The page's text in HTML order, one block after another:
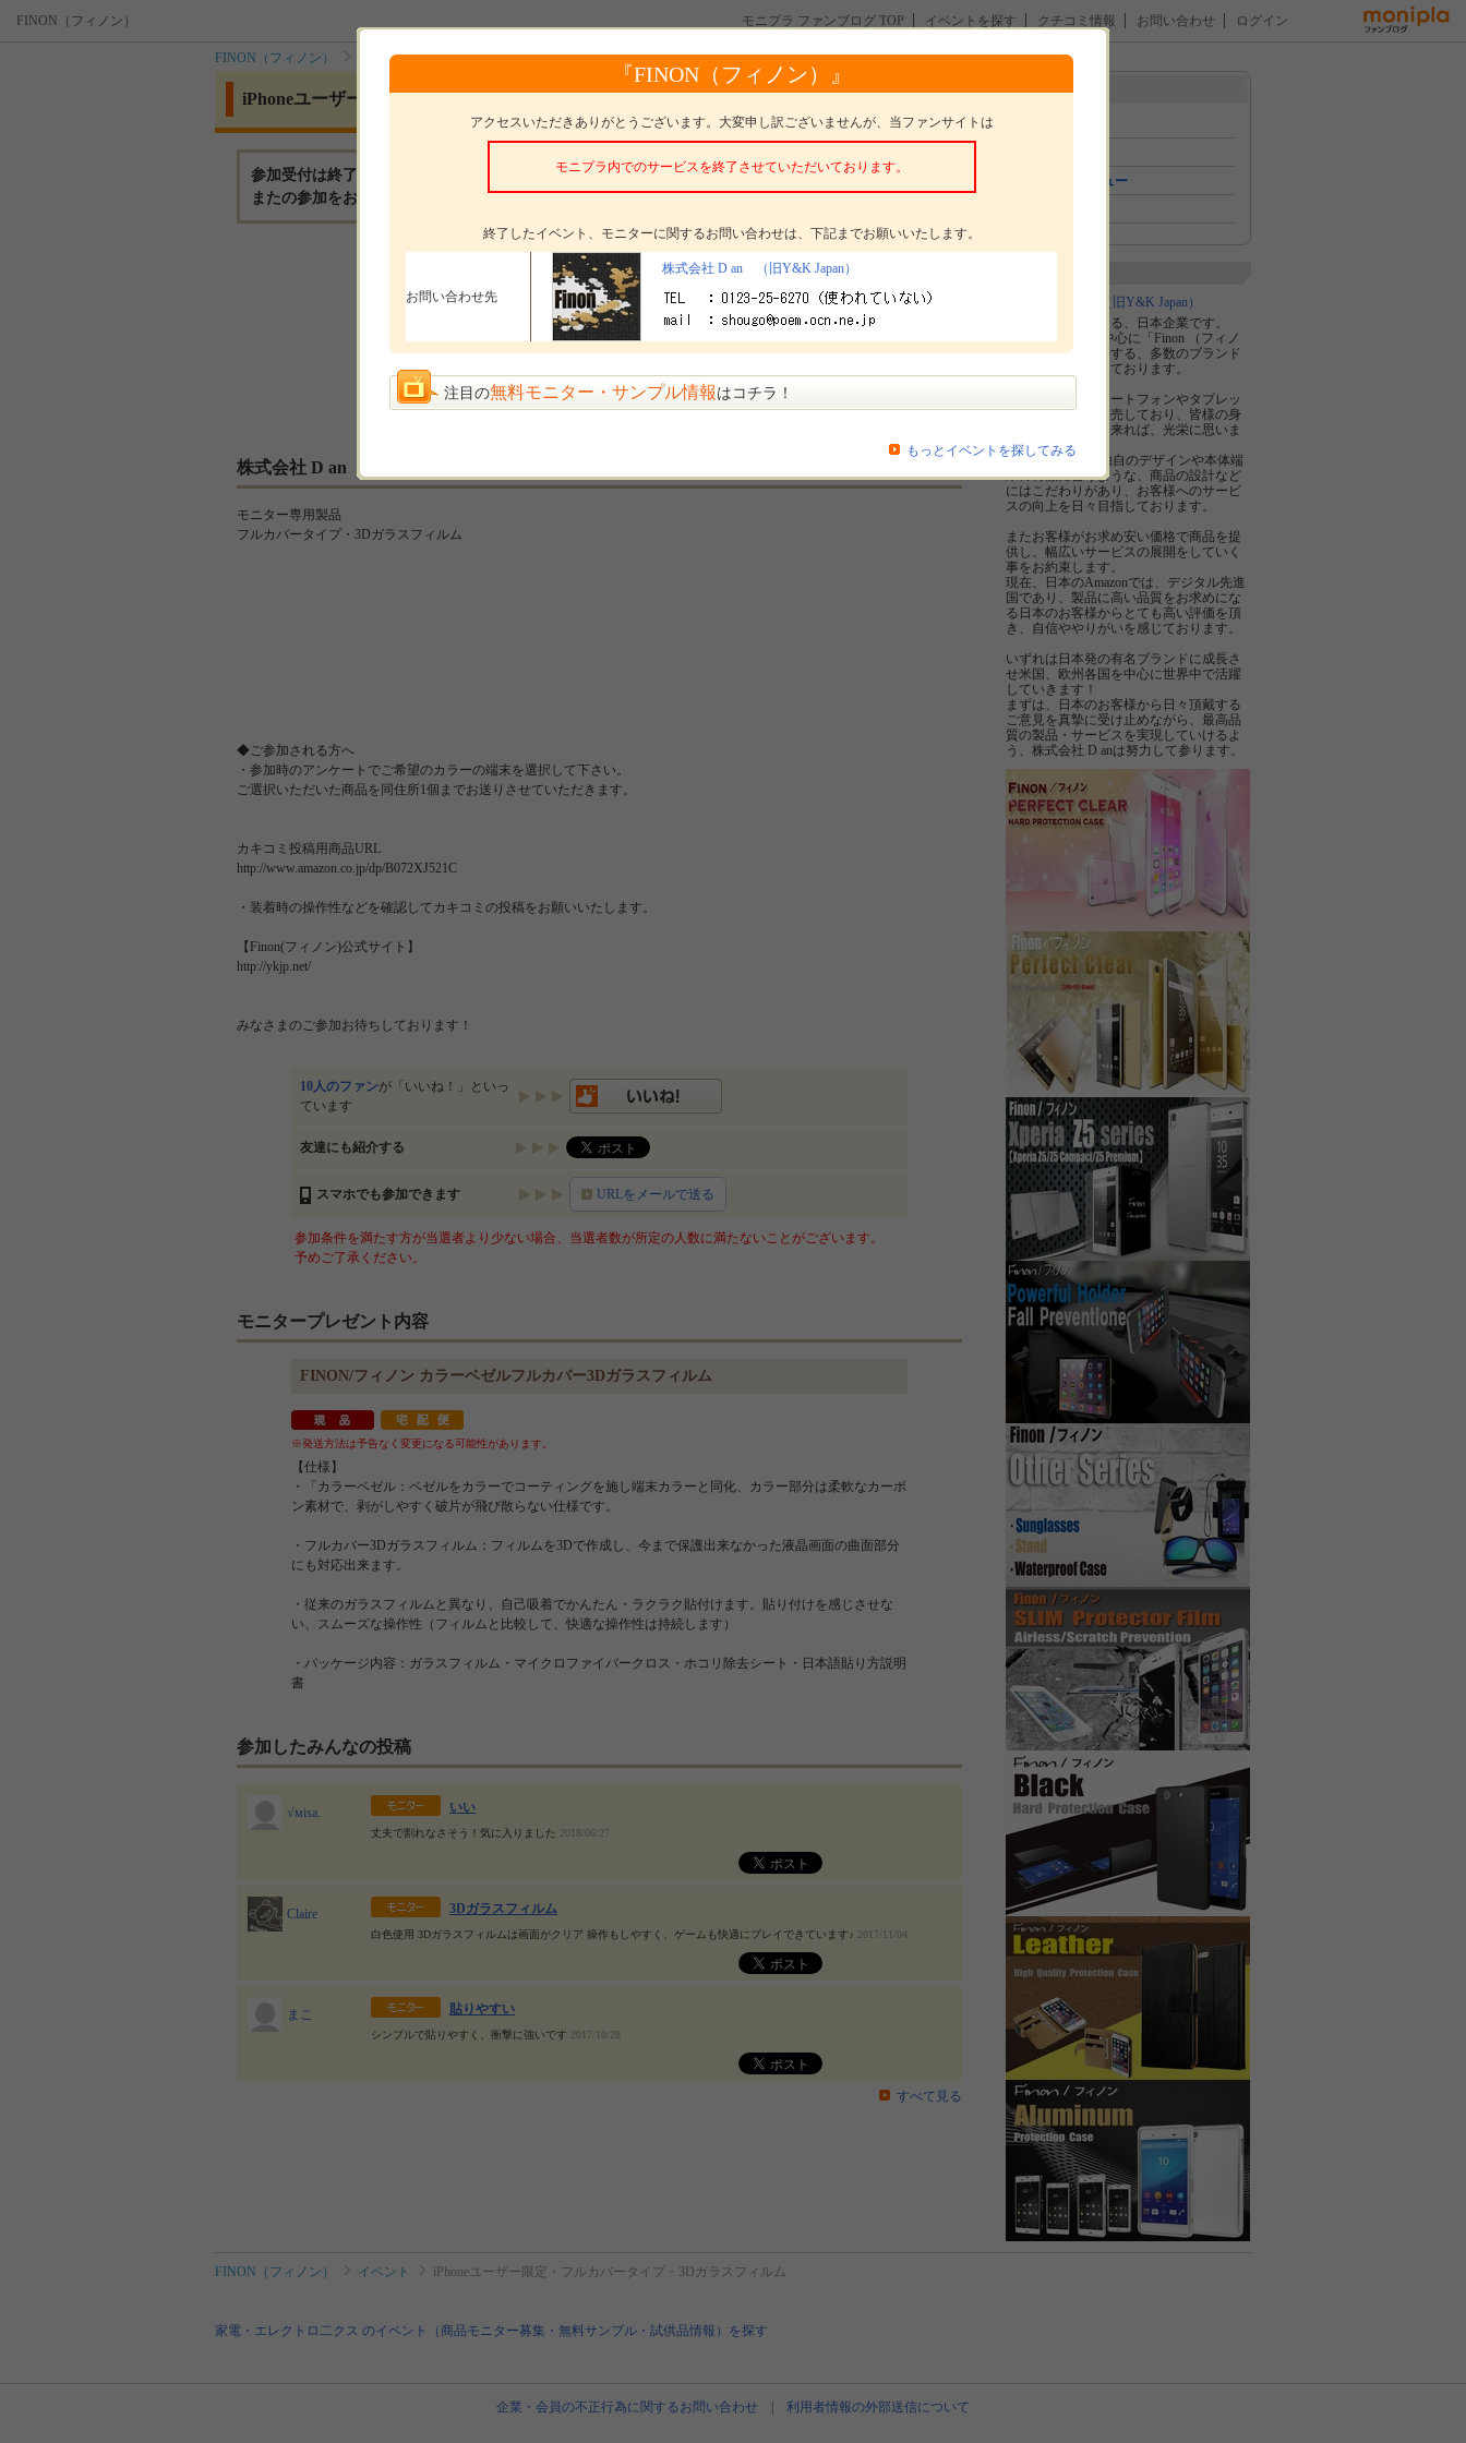
FINON（フィノン） モニプラ ファンブログ TOP イベントを探す クチコミ情報 お問い合わせ ログイン
FINON（フィノン） イベント iPhoneユーザー限定・フルカバータイプ・3Dガラスフィルム
『FINON（フィノン）』
アクセスいただきありがとうございます。大変申し訳ございませんが、当ファンサイトは
モニプラ内でのサービスを終了させていただいております。
終了したイベント、モニターに関するお問い合わせは、下記までお願いいたします。
お問い合わせ先
株式会社 D an （旧Y&K Japan）
注目の無料モニター・サンプル情報 はコチラ！
もっとイベントを探してみる
iPhoneユーザー限定・フルカバータイプ・3Dガラスフィルム
参加受付は終了いたしました。
またの参加をお待ちしております。
モニタープレゼント
FINON/フィノン カラーベゼルフルカバー3Dガラスフィ
ルム
250名
参加〆切 参加受付は終了いたしました
選考方法 選考 発表日： 6月30日(金)
株式会社 D an （旧Y&K Japan）からのメッセージ
モニター専用製品
フルカバータイプ・3Dガラスフィルム
◆ご参加される方へ
・参加時のアンケートでご希望のカラーの端末を選択して下さい。
ご選択いただいた商品を同住所1個までお送りさせていただきます。
カキコミ投稿用商品URL
http://www.amazon.co.jp/dp/B072XJ521C
・装着時の操作性などを確認してカキコミの投稿をお願いいたします。
【Finon(フィノン)公式サイト】
http://ykjp.net/
みなさまのご参加お待ちしております！
10人のファンが「いいね！」といっ
ています
友達にも紹介する
スマホでも参加できます URLをメールで送る
参加条件を満たす方が当選者より少ない場合、当選者数が所定の人数に満たないことがございます。
予めご了承ください。
モニタープレゼント内容
FINON/フィノン カラーベゼルフルカバー3Dガラスフィルム
※発送方法は予告なく変更になる可能性があります。
【仕様】
・「カラーベゼル：ベゼルをカラーでコーティングを施し端末カラーと同化、カラー部分は柔軟なカーボ
ン素材で、剥がしやすく破片が飛び散らない仕様です。
・フルカバー3Dガラスフィルム：フィルムを3Dで作成し、今まで保護出来なかった液晶画面の曲面部分
にも対応出来ます。
・従来のガラスフィルムと異なり、自己吸着でかんたん・ラクラク貼付けます。貼り付けを感じさせな
い、スムーズな操作性（フィルムと比較して、快適な操作性は持続します）
・パッケージ内容：ガラスフィルム・マイクロファイバークロス・ホコリ除去シート・日本語貼り方説明
書
参加したみんなの投稿
√мisа. いい
丈夫で割れなさそう！気に入りました 2018/06/27
Claire 3Dガラスフィルム
白色使用 3Dガラスフィルムは画面がクリア 操作もしやすく、ゲームも快適にプレイできています♪ 2017/11/04
まこ 貼りやすい
シンプルで貼りやすく、衝撃に強いです 2017/10/28
すべて見る
メニュー
おためしレビュー
株式会社 D an （旧Y&K Japan）
北海道を拠点とする、日本企業です。
現在はAmazonを中心に「Finon （フィノ
ン）」をはじめとする、多数のブランド
を輩出し販売をしております。
私たちは主にスマートフォンやタブレッ
ト関連の商品を販売しており、皆様の身
近な場面で活躍出来れば、光栄に思いま
す。
株式会社 D anは独自のデザインや本体端
末の特徴に合うような、商品の設計など
にはこだわりがあり、お客様へのサービ
スの向上を日々目指しております。
またお客様がお求め安い価格で商品を提
供し、幅広いサービスの展開をしていく
事をお約束します。
現在、日本のAmazonでは、デジタル先進
国であり、製品に高い品質をお求めにな
る日本のお客様からとても高い評価を頂
き、自信ややりがいを感じております。
いずれは日本発の有名ブランドに成長さ
せ米国、欧州各国を中心に世界中で活躍
していきます！
まずは、日本のお客様から日々頂戴する
ご意見を真摯に受け止めながら、最高品
質の製品・サービスを実現していけるよ
う、株式会社 D anは努力して参ります。
FINON（フィノン） イベント iPhoneユーザー限定・フルカバータイプ・3Dガラスフィルム
家電・エレクトロ二クス のイベント（商品モニター募集・無料サンプル・試供品情報）を探す
企業・会員の不正行為に関するお問い合わせ 利用者情報の外部送信について